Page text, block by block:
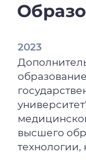
2023
высшего